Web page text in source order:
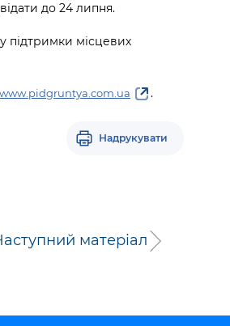
до 24 липня.
підтримки місцевих
www.pidgruntya.com.ua .
Надрукувати
матеріал